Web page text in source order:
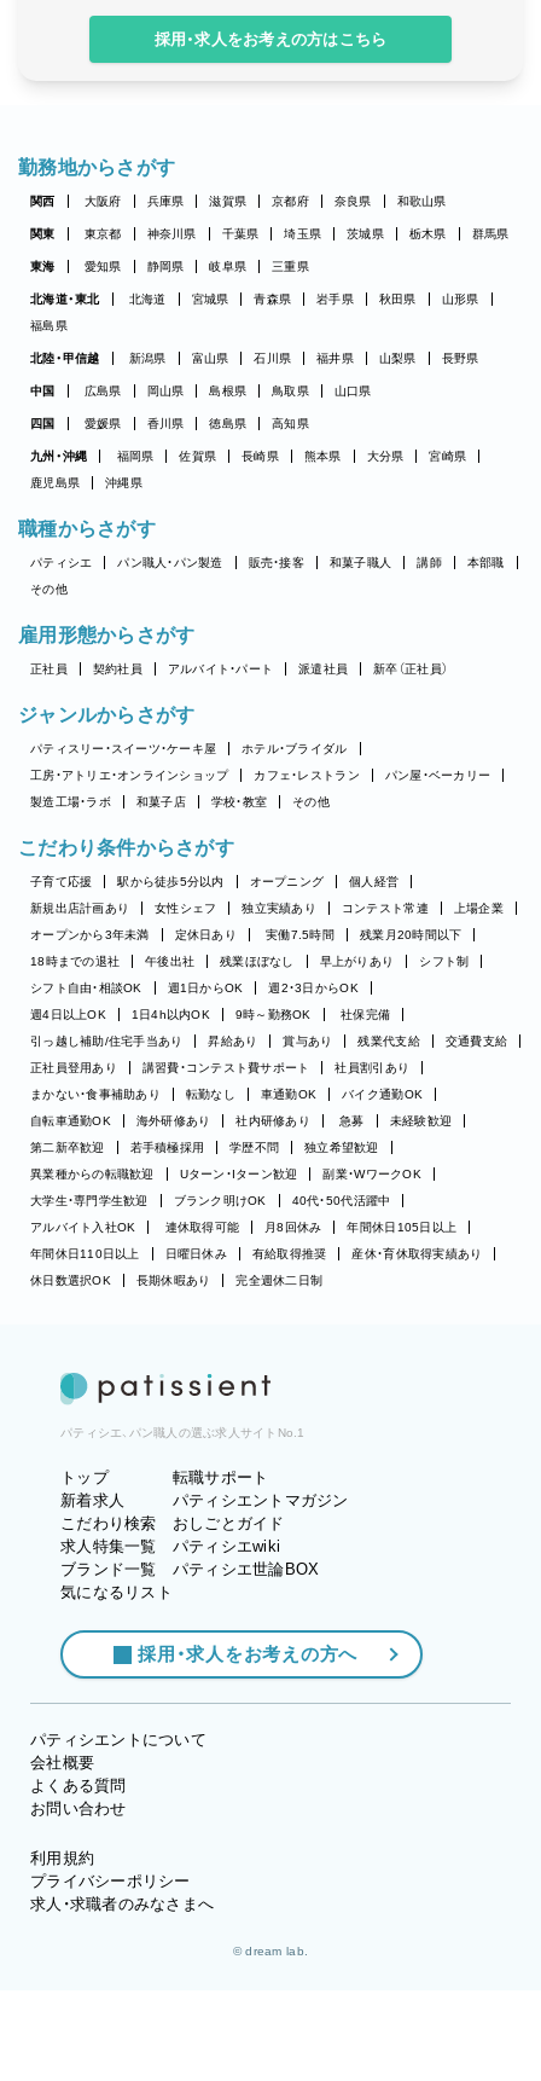
採用・求人をお考えの方はこちら
勤務地からさがす
関西 大阪府 兵庫県 滋賀県 京都府 奈良県 和歌山県
関東 東京都 神奈川県 千葉県 埼玉県 茨城県 栃木県 群馬県
東海 愛知県 静岡県 岐阜県 三重県
北海道・東北 北海道 宮城県 青森県 岩手県 秋田県
山形県
福島県
北陸・甲信越 新潟県 富山県 石川県 福井県 山梨県 長野県
中国 広島県 岡山県 島根県 鳥取県 山口県
四国 愛媛県 香川県 徳島県 高知県
九州・沖縄 福岡県 佐賀県 長崎県 熊本県 大分県
宮崎県
鹿児島県
沖縄県
職種からさがす
パティシエ パン職人・パン製造 販売・接客 和菓子職人 講師
本部職
その他
雇用形態からさがす
正社員 契約社員 アルバイト・パート 派遣社員 新卒（正社員）
ジャンルからさがす
パティスリー・スイーツ・ケーキ屋
ホテル・ブライダル
工房・アトリエ・オンラインショップ
カフェ・レストラン
パン屋・ベーカリー
製造工場・ラボ
和菓子店 学校・教室 その他
こだわり条件からさがす
子育て応援 駅から徒歩5分以内 オープニング
個人経営
新規出店計画あり
女性シェフ 独立実績あり コンテスト常連
上場企業
オープンから3年未満
定休日あり 実働7.5時間
残業月20時間以下
18時までの退社
午後出社 残業ほぼなし 早上がりあり
シフト制
シフト自由・相談OK
週1日からOK
週2・3日からOK
週4日以上OK
1日4h以内OK 9時～勤務OK
社保完備
引っ越し補助/住宅手当あり
昇給あり 賞与あり 残業代支給
交通費支給
正社員登用あり
講習費・コンテスト費サポート
社員割引あり
まかない・食事補助あり
転勤なし 車通勤OK
バイク通勤OK
自転車通勤OK
海外研修あり 社内研修あり 急募
未経験歓迎
第二新卒歓迎
若手積極採用 学歴不問
独立希望歓迎
異業種からの転職歓迎
Uターン・Iターン歓迎
副業・WワークOK
大学生・専門学生歓迎
ブランク明けOK
40代・50代活躍中
アルバイト入社OK
連休取得可能 月8回休み
年間休日105日以上
年間休日110日以上
日曜日休み 有給取得推奨
産休・育休取得実績あり
休日数選択OK
長期休暇あり 完全週休二日制
パティシエ、パン職人の選ぶ求人サイトNo.1
トップ
新着求人
こだわり検索
求人特集一覧
ブランド一覧
気になるリスト
転職サポート
パティシエントマガジン
おしごとガイド
パティシエwiki
パティシエ世論BOX
採用・求人をお考えの方へ
パティシエントについて
会社概要
よくある質問
お問い合わせ
利用規約
プライバシーポリシー
求人・求職者のみなさまへ
© dream lab.